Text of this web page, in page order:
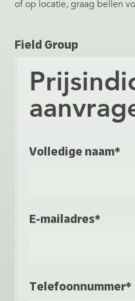
of op locatie, graag bellen
Field Group
Volledige naam*
E-mailadres*
Telefoonnummer*